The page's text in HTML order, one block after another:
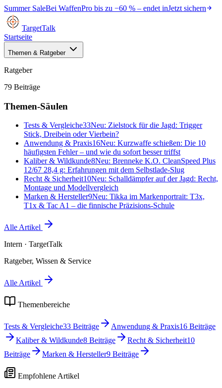
Summer SaleBei WaffenPro bis zu −60 % – endet inJetzt sichern
TargetTalk
Startseite
Themen & Ratgeber
Ratgeber
79 Beiträge
Themen-Säulen
Tests & Vergleiche33Neu: Zielstock für die Jagd: Trigger
Stick, Dreibein oder Vierbein?
Anwendung & Praxis16Neu: Kurzwaffe schießen: Die 10
häufigsten Fehler – und wie du sofort besser triffst
Kaliber & Wildkunde8Neu: Brenneke K.O. CleanSpeed Plus
12/67 28,4 g: Erfahrungen mit dem Selbstlade-Slug
Recht & Sicherheit10Neu: Schalldämpfer auf der Jagd: Recht,
Montage und Modellvergleich
Marken & Hersteller9Neu: Tikka im Markenportrait: T3x,
T1x & Tac A1 – die finnische Präzisions-Schule
Alle Artikel
Intern · TargetTalk
Ratgeber, Wissen & Service
Alle Artikel
Themenbereiche
Tests & Vergleiche33 Beiträge Anwendung & Praxis16 Beiträge
Kaliber & Wildkunde8 Beiträge Recht & Sicherheit10
Beiträge
Marken & Hersteller9 Beiträge
Empfohlene Artikel